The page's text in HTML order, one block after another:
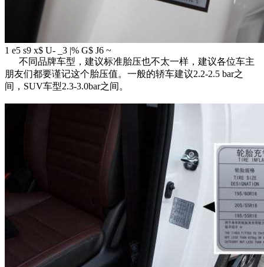
1 e5 s9 x$ U- _3 |% G$ J6 ~
不同品牌车型，建议标准胎压也不太一样，建议各位车主
朋友们都要谨记这个胎压值。一般的轿车建议2.2-2.5 bar之
间，SUV车型2.3-3.0bar之间。